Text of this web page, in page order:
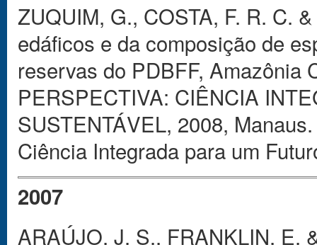
ZUQUIM, G., COSTA, F. R. C.
edáficos e da composição de
reservas do PDBFF, Amazônia
PERSPECTIVA: CIÊNCIA
SUSTENTÁVEL, 2008,
Ciência Integrada para um
2007
ARAÚJO, J. S., FRANKLIN, E.